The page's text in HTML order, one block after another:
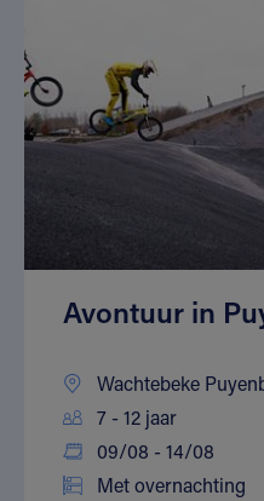
Avontuur in
Wachtebeke
7 - 12 jaar
09/08 - 14/08
Met overnachting